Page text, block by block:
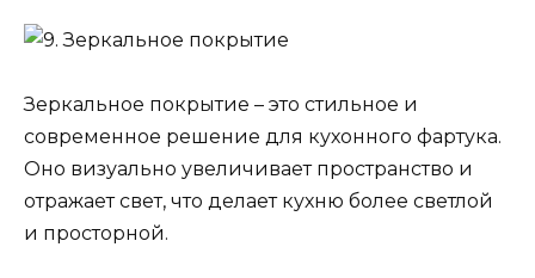
Зеркальное покрытие – это стильное и
современное решение для кухонного фартука.
Оно визуально увеличивает пространство и
отражает свет, что делает кухню более светлой
и просторной.